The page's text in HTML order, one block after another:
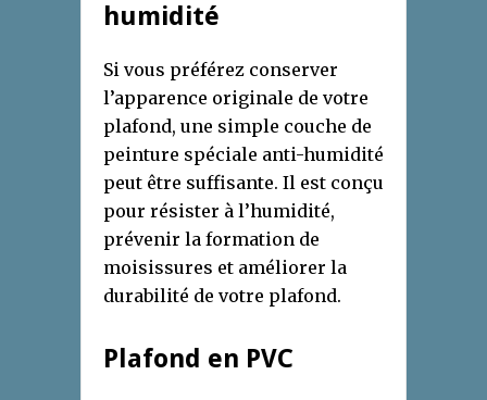
humidité
Si vous préférez conserver
l’apparence originale de votre
plafond, une simple couche de
peinture spéciale anti-humidité
peut être suffisante. Il est conçu
pour résister à l’humidité,
prévenir la formation de
moisissures et améliorer la
durabilité de votre plafond.
Plafond en PVC